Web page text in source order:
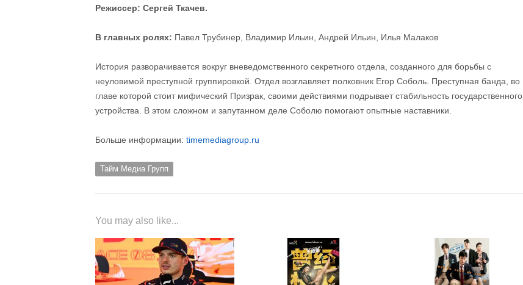
Режиссер: Сергей Ткачев.
В главных ролях: Павел Трубинер, Владимир Ильин, Андрей Ильин, Илья Малаков
История разворачивается вокруг вневедомственного секретного отдела, созданного для борьбы с
неуловимой преступной группировкой. Отдел возглавляет полковник Егор Соболь. Преступная банда, во
главе которой стоит мифический Призрак, своими действиями подрывает стабильность государственного
устройства. В этом сложном и запутанном деле Соболю помогают опытные наставники.
Больше информации: timemediagroup.ru
Тайм Медиа Групп
You may also like...